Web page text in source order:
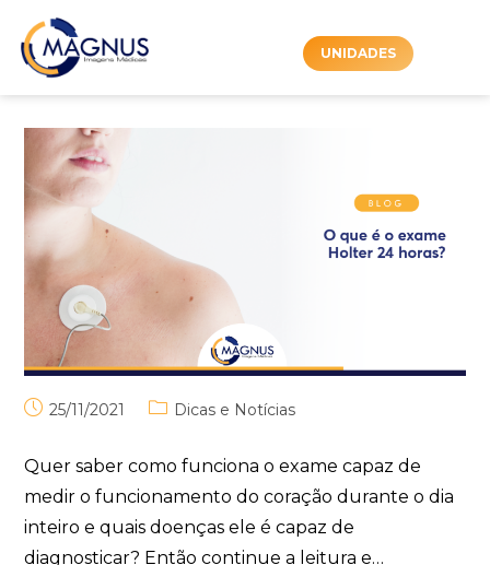
UNIDADES
25/11/2021 Dicas e Notícias
Quer saber como funciona o exame capaz de
medir o funcionamento do coração durante o dia
inteiro e quais doenças ele é capaz de
diagnosticar? Então continue a leitura e…